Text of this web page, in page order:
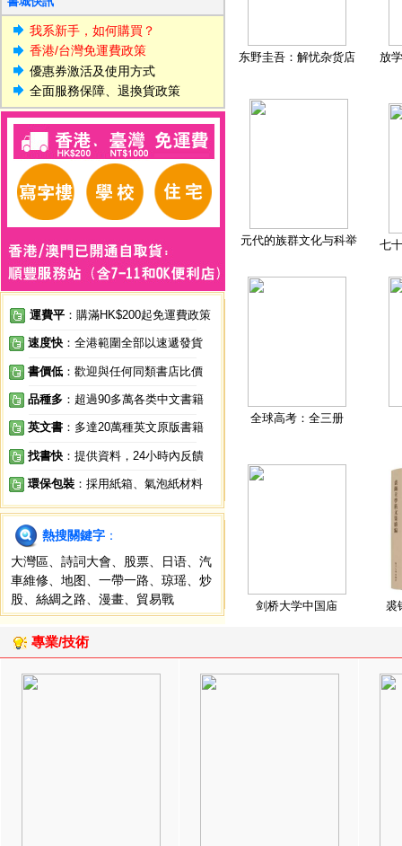
我系新手，如何購買？
香港/台灣免運費政策
優惠券激活及使用方式
全面服務保障、退換貨政策
運費平 ：購滿HK$200起免運費政策
速度快 ：全港範圍全部以速遞發貨
書價低 ：歡迎與任何同類書店比價
品種多 ：超過90多萬各类中文書籍
英文書 ：多達20萬種英文原版書籍
找書快 ：提供資料，24小時內反饋
環保包裝 ：採用紙箱、氣泡紙材料
熱搜關鍵字 ：
大灣區
詩詞大會 股票 日语
汽
車維修
地图 一帶一路 琼瑶
炒
股
絲綢之路 漫畫 貿易戰
东野圭吾：解忧杂货店 放
元代的族群文化与科举 七
全球高考：全三册
剑桥大学中国庙 裘
專業/技術